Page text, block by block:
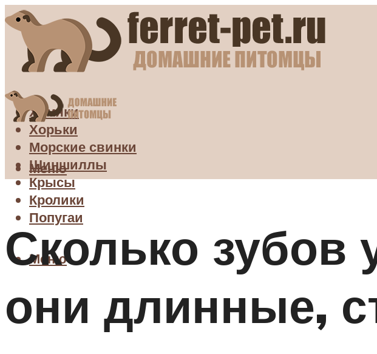
Хомяки
Хорьки
Морские свинки
Шиншиллы
Крысы
Кролики
Попугаи
Меню
Меню
Сколько зубов
они длинные,